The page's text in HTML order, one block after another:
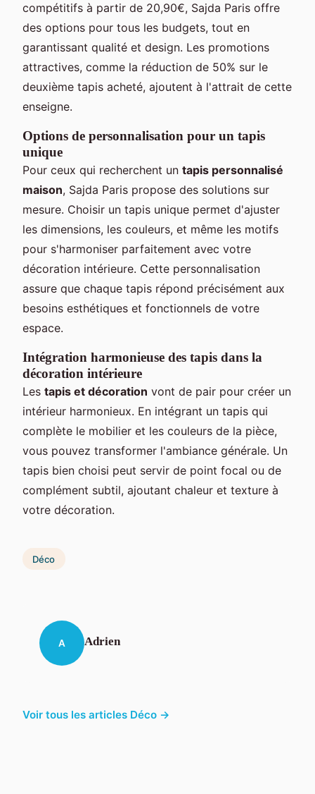
compétitifs à partir de 20,90€, Sajda Paris offre
des options pour tous les budgets, tout en
garantissant qualité et design. Les promotions
attractives, comme la réduction de 50% sur le
deuxième tapis acheté, ajoutent à l'attrait de cette
enseigne.
Options de personnalisation pour un tapis
unique
Pour ceux qui recherchent un tapis personnalisé
maison, Sajda Paris propose des solutions sur
mesure. Choisir un tapis unique permet d'ajuster
les dimensions, les couleurs, et même les motifs
pour s'harmoniser parfaitement avec votre
décoration intérieure. Cette personnalisation
assure que chaque tapis répond précisément aux
besoins esthétiques et fonctionnels de votre
espace.
Intégration harmonieuse des tapis dans la
décoration intérieure
Les tapis et décoration vont de pair pour créer un
intérieur harmonieux. En intégrant un tapis qui
complète le mobilier et les couleurs de la pièce,
vous pouvez transformer l'ambiance générale. Un
tapis bien choisi peut servir de point focal ou de
complément subtil, ajoutant chaleur et texture à
votre décoration.
Déco
A Adrien
Voir tous les articles Déco →